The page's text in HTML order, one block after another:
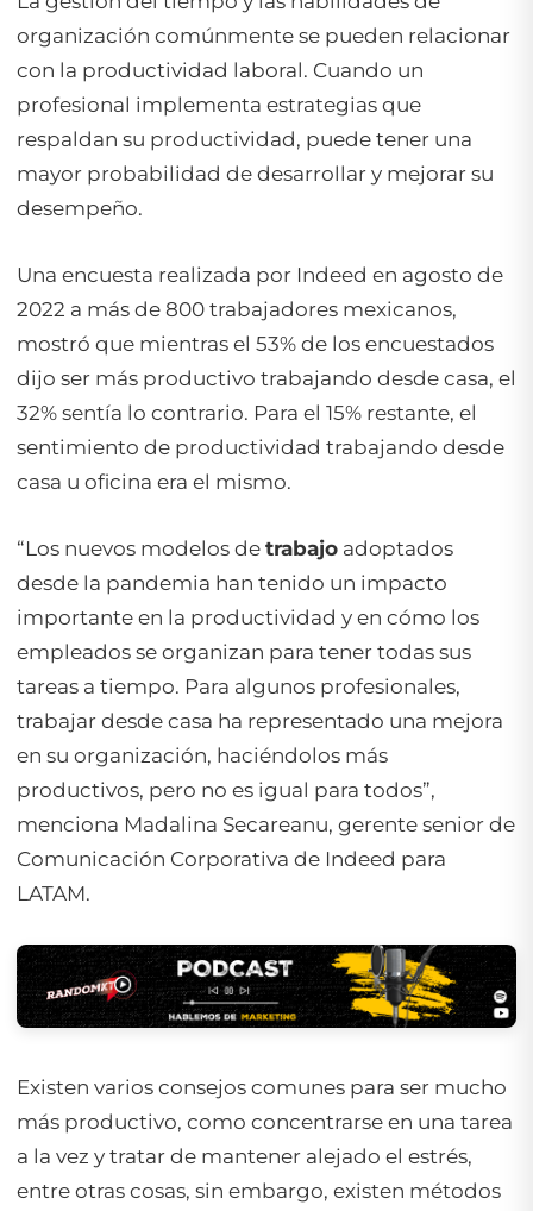
organización comúnmente se pueden relacionar
con la productividad laboral. Cuando un
profesional implementa estrategias que
respaldan su productividad, puede tener una
mayor probabilidad de desarrollar y mejorar su
desempeño.
Una encuesta realizada por Indeed en agosto de
2022 a más de 800 trabajadores mexicanos,
mostró que mientras el 53% de los encuestados
dijo ser más productivo trabajando desde casa, el
32% sentía lo contrario. Para el 15% restante, el
sentimiento de productividad trabajando desde
casa u oficina era el mismo.
“Los nuevos modelos de trabajo adoptados
desde la pandemia han tenido un impacto
importante en la productividad y en cómo los
empleados se organizan para tener todas sus
tareas a tiempo. Para algunos profesionales,
trabajar desde casa ha representado una mejora
en su organización, haciéndolos más
productivos, pero no es igual para todos”,
menciona Madalina Secareanu, gerente senior de
Comunicación Corporativa de Indeed para
LATAM.
Existen varios consejos comunes para ser mucho
más productivo, como concentrarse en una tarea
a la vez y tratar de mantener alejado el estrés,
entre otras cosas, sin embargo, existen métodos